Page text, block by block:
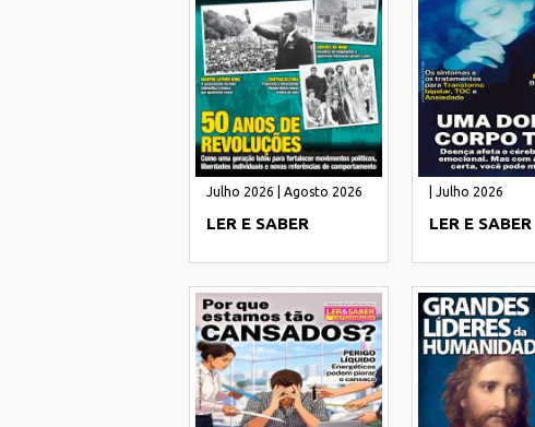
Julho 2026 | Agosto 2026
LER E SABER
| Julho 2026
LER E SABER